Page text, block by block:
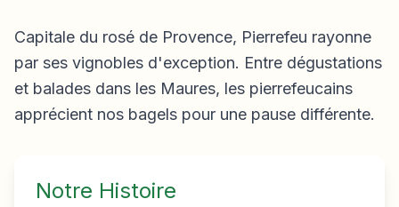
Capitale du rosé de Provence, Pierrefeu rayonne
par ses vignobles d'exception. Entre dégustations
et balades dans les Maures, les pierrefeucains
apprécient nos bagels pour une pause différente.
Notre Histoire